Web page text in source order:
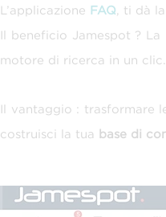
L’applicazione FAQ , ti dà
Il beneficio Jamespot ? La
motore di ricerca in un clic.
Il vantaggio : trasformare
costruisci la tua
base di